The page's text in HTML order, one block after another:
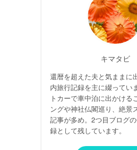
キマタビ
還暦を超えた夫と気ままに
内旅行記録を主に綴ってい
トカーで車中泊に出かける
ングや神社仏閣巡り、絶景
記事が多め。2つ目ブログ
録として残しています。